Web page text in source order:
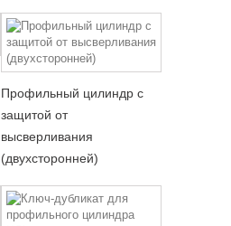
Профильный цилиндр с
защитой от
высверливания
(двухсторонней)